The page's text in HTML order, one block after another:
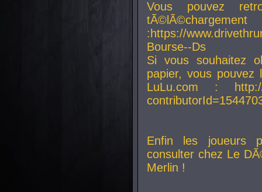
Vous pouvez
:https://
Bourse--Ds
Si vous souhaitez
papier, vous
LuLu.com : http://
Enfin les joueurs
consulter chez Le
Merlin !